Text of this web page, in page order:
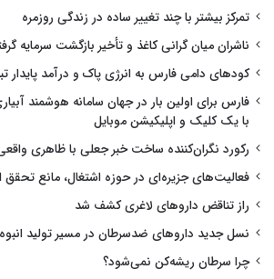
تمرکز بیشتر با چند تغییر ساده در زندگی روزمره
ناشران میان گرانی کاغذ و تأخیر بازگشت سرمایه
کودهای دامی فارس به انرژی پاک و درآمد پایدار
فارس برای اولین بار در جهان سامانه هوشمند
با یک کلیک و اپلیکیشن موبایل
رکورد نگران‌کننده ساخت خبر جعلی با ظاهری
فعالیت‌های جزیره‌ای در حوزه اشتغال، مانع
راز تناقض داروهای لاغری کشف شد
نسل جدید داروهای ضدسرطان در مسیر تولید انبوه
چرا سرطان ریشه‌کن نمی‌شود؟